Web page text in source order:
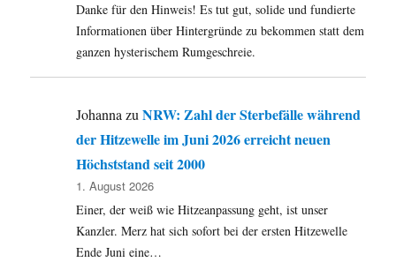
Danke für den Hinweis! Es tut gut, solide und fundierte
Informationen über Hintergründe zu bekommen statt dem
ganzen hysterischem Rumgeschreie.
JohannazuNRW: Zahl der Sterbefälle während
der Hitzewelle im Juni 2026 erreicht neuen
Höchststand seit 2000
1. August 2026
Einer, der weiß wie Hitzeanpassung geht, ist unser
Kanzler. Merz hat sich sofort bei der ersten Hitzewelle
Ende Juni eine…